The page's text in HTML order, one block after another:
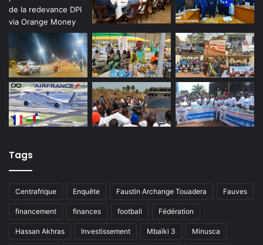
Tags
Centrafrique Enquête Faustin Archange Touadera Fauves
financement finances football Fédération
Hassan Akhras Investissement Mbaïki 3 Minusca